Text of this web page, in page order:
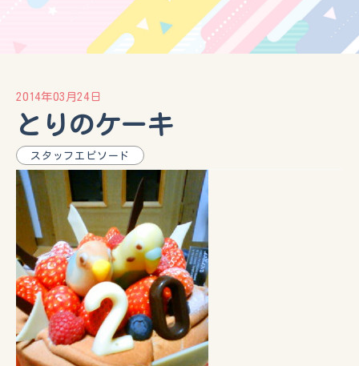
2014年03月24日
とりのケーキ
スタッフエピソード